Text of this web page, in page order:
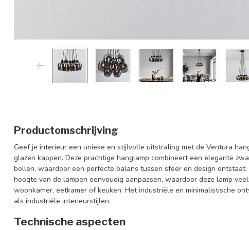
Productomschrijving
Geef je interieur een unieke en stijlvolle uitstraling met de Ventura
glazen kappen. Deze prachtige hanglamp combineert een elegante
bollen, waardoor een perfecte balans tussen sfeer en design
hoogte van de lampen eenvoudig aanpassen, waardoor deze lamp
woonkamer, eetkamer of keuken. Het industriële en minimalistische
als industriële interieurstijlen.
Technische aspecten